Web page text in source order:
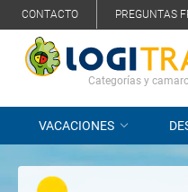
CONTACTO PREGUNTAS
Categorías y
VACACIONES